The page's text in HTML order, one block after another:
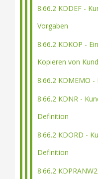
8.66.2 KDDEF -
Vorgaben
8.66.2 KDKOP -
Kopieren von
8.66.2 KDMEMO
8.66.2 KDNR -
Definition
8.66.2 KDORD -
Definition
8.66.2